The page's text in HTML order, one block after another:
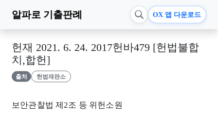
알파로 기출판례 OX 앱 다운로드
헌재 2021. 6. 24. 2017헌바479 [헌법불합
치,합헌]
출처 헌법재판소
보안관찰법 제2조 등 위헌소원